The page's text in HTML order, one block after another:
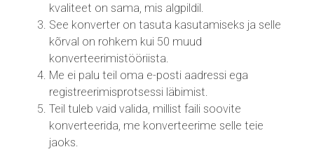
kvaliteet on sama, mis algpildil.
See konverter on tasuta kasutamiseks ja selle
kõrval on rohkem kui 50 muud
konverteerimistööriista.
Me ei palu teil oma e-posti aadressi ega
registreerimisprotsessi läbimist.
Teil tuleb vaid valida, millist faili soovite
konverteerida, me konverteerime selle teie
jaoks.